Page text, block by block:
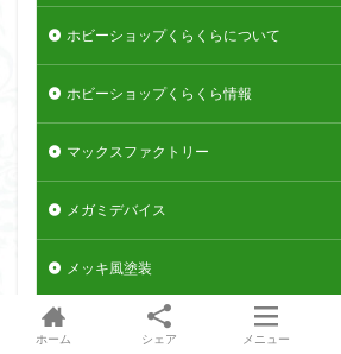
ホビーショップくらくらについて
ホビーショップくらくら情報
マックスファクトリー
メガミデバイス
メッキ風塗装
ホーム シェア メニュー